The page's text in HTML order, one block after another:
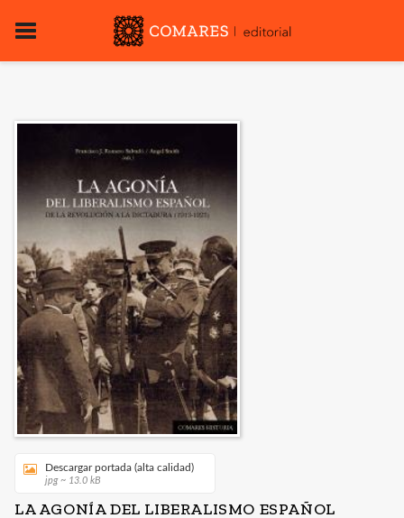
Descargar portada (alta calidad)
jpg ~ 13.0 kB
LA AGONÍA DEL LIBERALISMO ESPAÑOL